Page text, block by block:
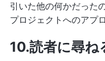
引いた他の何かだった
プロジェクトへのアプ
10.読者に尋ね